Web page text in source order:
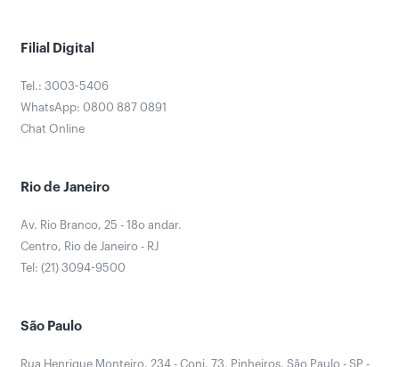
Filial Digital
Tel.: 3003-5406
WhatsApp: 0800 887 0891
Chat Online
Rio de Janeiro
Av. Rio Branco, 25 - 18o andar.
Centro, Rio de Janeiro - RJ
Tel: (21) 3094-9500
São Paulo
Rua Henrique Monteiro, 234 - Conj. 73. Pinheiros, São Paulo - SP -